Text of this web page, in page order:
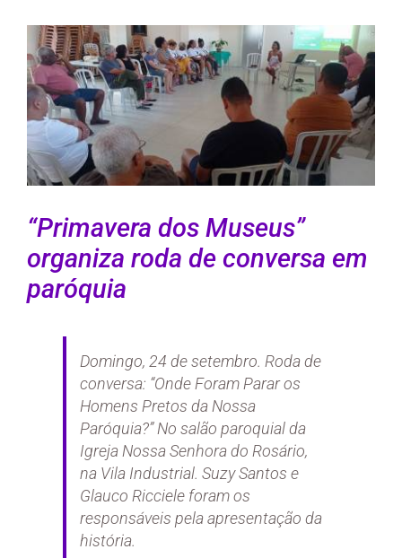
View
Larger
Image
“Primavera dos Museus”
organiza roda de conversa em
paróquia
Domingo, 24 de setembro. Roda de
conversa: “Onde Foram Parar os
Homens Pretos da Nossa
Paróquia?” No salão paroquial da
Igreja Nossa Senhora do Rosário,
na Vila Industrial. Suzy Santos e
Glauco Ricciele foram os
responsáveis pela apresentação da
história.